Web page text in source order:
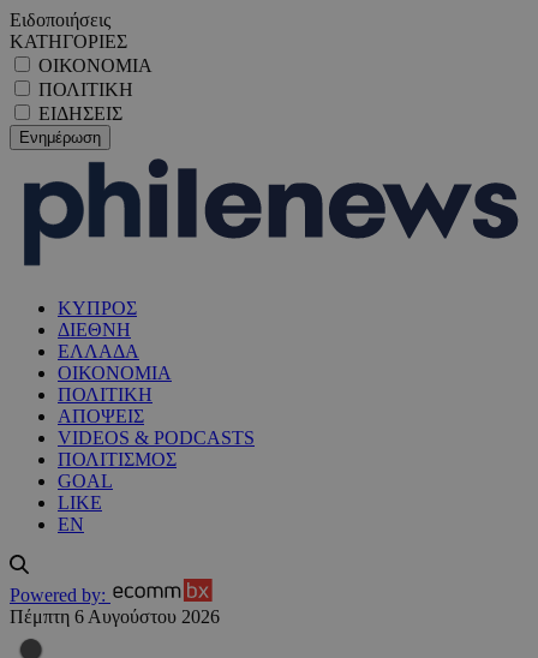
Ειδοποιήσεις
ΚΑΤΗΓΟΡΙΕΣ
ΟΙΚΟΝΟΜΙΑ
ΠΟΛΙΤΙΚΗ
ΕΙΔΗΣΕΙΣ
ΚΥΠΡΟΣ
ΔΙΕΘΝΗ
ΕΛΛΑΔΑ
ΟΙΚΟΝΟΜΙΑ
ΠΟΛΙΤΙΚΗ
ΑΠΟΨΕΙΣ
VIDEOS & PODCASTS
ΠΟΛΙΤΙΣΜΟΣ
GOAL
LIKE
EN
Powered by:
Πέμπτη 6 Αυγούστου 2026